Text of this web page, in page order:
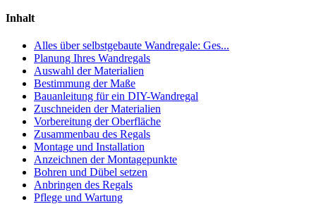
Inhalt
Alles über selbstgebaute Wandregale: Ges...
Planung Ihres Wandregals
Auswahl der Materialien
Bestimmung der Maße
Bauanleitung für ein DIY-Wandregal
Zuschneiden der Materialien
Vorbereitung der Oberfläche
Zusammenbau des Regals
Montage und Installation
Anzeichnen der Montagepunkte
Bohren und Dübel setzen
Anbringen des Regals
Pflege und Wartung